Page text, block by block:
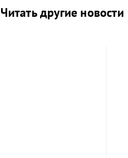
Читать другие новости